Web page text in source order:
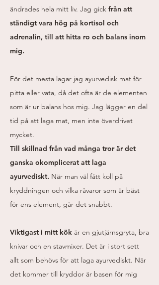
ändrades hela mitt liv. Jag gick från att
ständigt vara hög på kortisol och
adrenalin, till att hitta ro och balans inom
mig.
För det mesta lagar jag ayurvedisk mat för
pitta eller vata, då det ofta är de elementen
som är ur balans hos mig. Jag lägger en del
tid på att laga mat, men inte överdrivet
mycket.
Till skillnad från vad många tror är det
ganska okomplicerat att laga
ayurvediskt. När man väl fått koll på
kryddningen och vilka råvaror som är bäst
för ens element, går det snabbt.
Viktigast i mitt kök är en gjutjärnsgryta, bra
knivar och en stavmixer. Det är i stort sett
allt som behövs för att laga ayurvediskt. När
det kommer till kryddor är basen för mig